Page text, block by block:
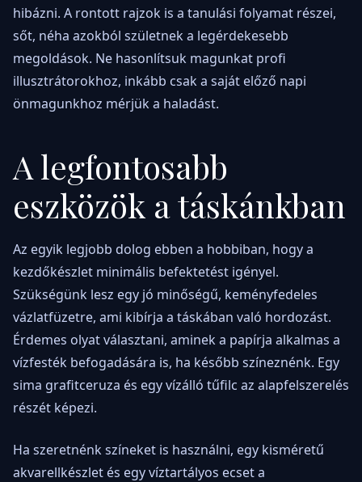
hibázni. A rontott rajzok is a tanulási folyamat részei,
sőt, néha azokból születnek a legérdekesebb
megoldások. Ne hasonlítsuk magunkat profi
illusztrátorokhoz, inkább csak a saját előző napi
önmagunkhoz mérjük a haladást.
A legfontosabb
eszközök a táskánkban
Az egyik legjobb dolog ebben a hobbiban, hogy a
kezdőkészlet minimális befektetést igényel.
Szükségünk lesz egy jó minőségű, keményfedeles
vázlatfüzetre, ami kibírja a táskában való hordozást.
Érdemes olyat választani, aminek a papírja alkalmas a
vízfesték befogadására is, ha később színeznénk. Egy
sima grafitceruza és egy vízálló tűfilc az alapfelszerelés
részét képezi.
Ha szeretnénk színeket is használni, egy kisméretű
akvarellkészlet és egy víztartályos ecset a